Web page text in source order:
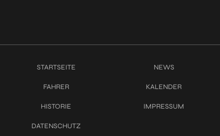
STARTSEITE NEWS
FAHRER KALENDER
HISTORIE IMPRESSUM
DATENSCHUTZ